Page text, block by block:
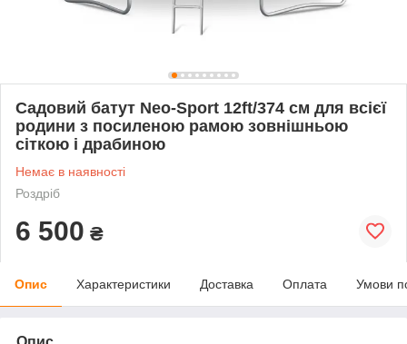
Садовий батут Neo-Sport 12ft/374 см для всієї
родини з посиленою рамою зовнішньою
сіткою і драбиною
Немає в наявності
Роздріб
6 500 ₴
Опис Характеристики Доставка Оплата Умови